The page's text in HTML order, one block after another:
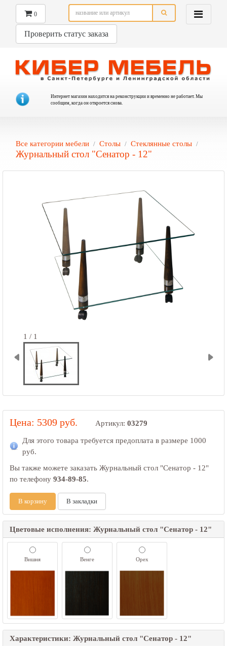
0
Проверить статус заказа
Интернет магазин находится на реконструкции и временно не работает. Мы
сообщим, когда он откроется снова.
Все категории мебели Столы Стеклянные столы
Журнальный стол "Сенатор - 12"
1 / 1
Цена: 5309 руб. Артикул: 03279
Для этого товара требуется предоплата в размере 1000
руб.
Вы также можете заказать Журнальный стол "Сенатор - 12"
по телефону 934-89-85.
В корзину В закладки
Цветовые исполнения: Журнальный стол "Сенатор - 12"
Вишня Венге Орех
Характеристики: Журнальный стол "Сенатор - 12"